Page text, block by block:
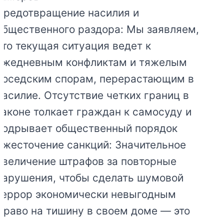
насилия и
раздора: Мы заявляем,
текущая ситуация ведет к
конфликтам и тяжелым
спорам, перерастающим в
Отсутствие четких границ в
толкает граждан к самосуду и
общественный порядок
санкций: Значительное
штрафов за повторные
чтобы сделать шумовой
экономически невыгодным
на тишину в своем доме — это